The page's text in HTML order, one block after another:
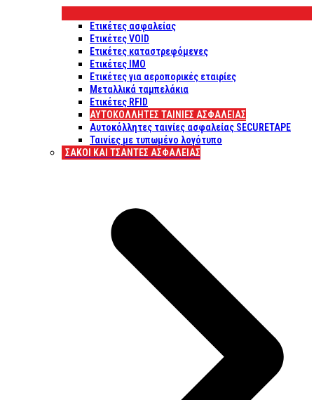
Ετικέτες ασφαλείας
Ετικέτες VOID
Ετικέτες καταστρεφόμενες
Ετικέτες IMO
Ετικέτες για αεροπορικές εταιρίες
Μεταλλικά ταμπελάκια
Ετικέτες RFID
ΑΥΤΟΚΌΛΛΗΤΕΣ ΤΑΙΝΊΕΣ ΑΣΦΑΛΕΊΑΣ
Αυτοκόλλητες ταινίες ασφαλείας SECURETAPE
Ταινίες με τυπωμένο λογότυπο
ΣΆΚΟΙ ΚΑΙ ΤΣΆΝΤΕΣ ΑΣΦΑΛΕΊΑΣ